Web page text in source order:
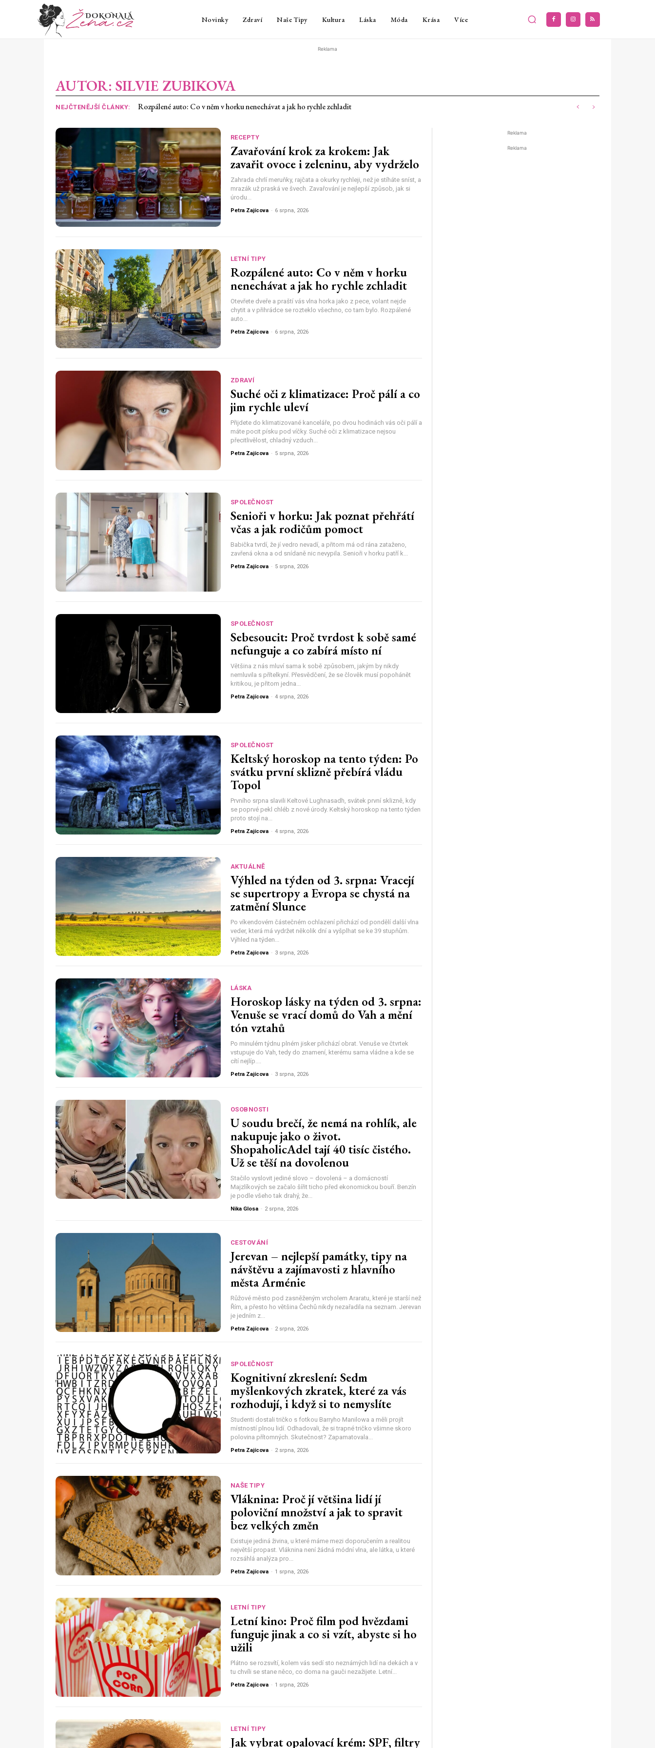
Novinky Zdraví Naše Tipy Kultura Láska Móda Krása Více
Reklama
AUTOR: SILVIE ZUBIKOVA
NEJČTENĚJŠÍ ČLÁNKY: Rozpálené auto: Co v něm v horku nenechávat a jak ho rychle zchladit
Suché oči z klimatizace: Proč pálí a co jim rychle uleví
RECEPTY
Zavařování krok za krokem: Jak
zavařit ovoce i zeleninu, aby vydrželo
Zahrada chrlí meruňky, rajčata a okurky rychleji, než je stíháte sníst, a
mrazák už praská ve švech. Zavařování je nejlepší způsob, jak si
úrodu...
Petra Zajícova - 6 srpna, 2026
LETNÍ TIPY
Rozpálené auto: Co v něm v horku
nenechávat a jak ho rychle zchladit
Otevřete dveře a praští vás vlna horka jako z pece, volant nejde
chytit a v přihrádce se rozteklo všechno, co tam bylo. Rozpálené
auto...
Petra Zajícova - 6 srpna, 2026
ZDRAVÍ
Suché oči z klimatizace: Proč pálí a co
jim rychle uleví
Přijdete do klimatizované kanceláře, po dvou hodinách vás oči pálí a
máte pocit písku pod víčky. Suché oči z klimatizace nejsou
přecitlivělost, chladný vzduch...
Petra Zajícova - 5 srpna, 2026
SPOLEČNOST
Senioři v horku: Jak poznat přehřátí
včas a jak rodičům pomoct
Babička tvrdí, že jí vedro nevadí, a přitom má od rána zataženo,
zavřená okna a od snídaně nic nevypila. Senioři v horku patří k...
Petra Zajícova - 5 srpna, 2026
SPOLEČNOST
Sebesoucit: Proč tvrdost k sobě samé
nefunguje a co zabírá místo ní
Většina z nás mluví sama k sobě způsobem, jakým by nikdy
nemluvila s přítelkyní. Přesvědčení, že se člověk musí popohánět
kritikou, je přitom jedna...
Petra Zajícova - 4 srpna, 2026
SPOLEČNOST
Keltský horoskop na tento týden: Po
svátku první sklizně přebírá vládu
Topol
Prvního srpna slavili Keltové Lughnasadh, svátek první sklizně, kdy
se poprvé pekl chléb z nové úrody. Keltský horoskop na tento týden
proto stojí na...
Petra Zajícova - 4 srpna, 2026
AKTUÁLNĚ
Výhled na týden od 3. srpna: Vracejí
se supertropy a Evropa se chystá na
zatmění Slunce
Po víkendovém částečném ochlazení přichází od pondělí další vlna
veder, která má vydržet několik dní a vyšplhat se ke 39 stupňům.
Výhled na týden...
Petra Zajícova - 3 srpna, 2026
LÁSKA
Horoskop lásky na týden od 3. srpna:
Venuše se vrací domů do Vah a mění
tón vztahů
Po minulém týdnu plném jisker přichází obrat. Venuše ve čtvrtek
vstupuje do Vah, tedy do znamení, kterému sama vládne a kde se
cítí nejlíp....
Petra Zajícova - 3 srpna, 2026
OSOBNOSTI
U soudu brečí, že nemá na rohlík, ale
nakupuje jako o život.
ShopaholicAdel tají 40 tisíc čistého.
Už se těší na dovolenou
Stačilo vyslovit jediné slovo – dovolená – a domácností
Majzlíkových se začalo šířit ticho před ekonomickou bouří. Benzín
je podle všeho tak drahý, že...
Nika Glosa - 2 srpna, 2026
CESTOVÁNÍ
Jerevan – nejlepší památky, tipy na
návštěvu a zajímavosti z hlavního
města Arménie
Růžové město pod zasněženým vrcholem Araratu, které je starší než
Řím, a přesto ho většina Čechů nikdy nezařadila na seznam. Jerevan
je jedním z...
Petra Zajícova - 2 srpna, 2026
SPOLEČNOST
Kognitivní zkreslení: Sedm
myšlenkových zkratek, které za vás
rozhodují, i když si to nemyslíte
Studenti dostali tričko s fotkou Barryho Manilowa a měli projít
místností plnou lidí. Odhadovali, že si trapné tričko všimne skoro
polovina přítomných. Skutečnost? Zapamatovala...
Petra Zajícova - 2 srpna, 2026
NAŠE TIPY
Vláknina: Proč jí většina lidí jí
poloviční množství a jak to spravit
bez velkých změn
Existuje jediná živina, u které máme mezi doporučením a realitou
největší propast. Vláknina není žádná módní vlna, ale látka, u které
rozsáhlá analýza pro...
Petra Zajícova - 1 srpna, 2026
LETNÍ TIPY
Letní kino: Proč film pod hvězdami
funguje jinak a co si vzít, abyste si ho
užili
Plátno se rozsvítí, kolem vás sedí sto neznámých lidí na dekách a v
tu chvíli se stane něco, co doma na gauči nezažijete. Letní...
Petra Zajícova - 1 srpna, 2026
LETNÍ TIPY
Jak vybrat opalovací krém: SPF, filtry
Reklama
Reklama